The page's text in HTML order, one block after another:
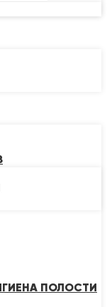
ПОЛОСТИ